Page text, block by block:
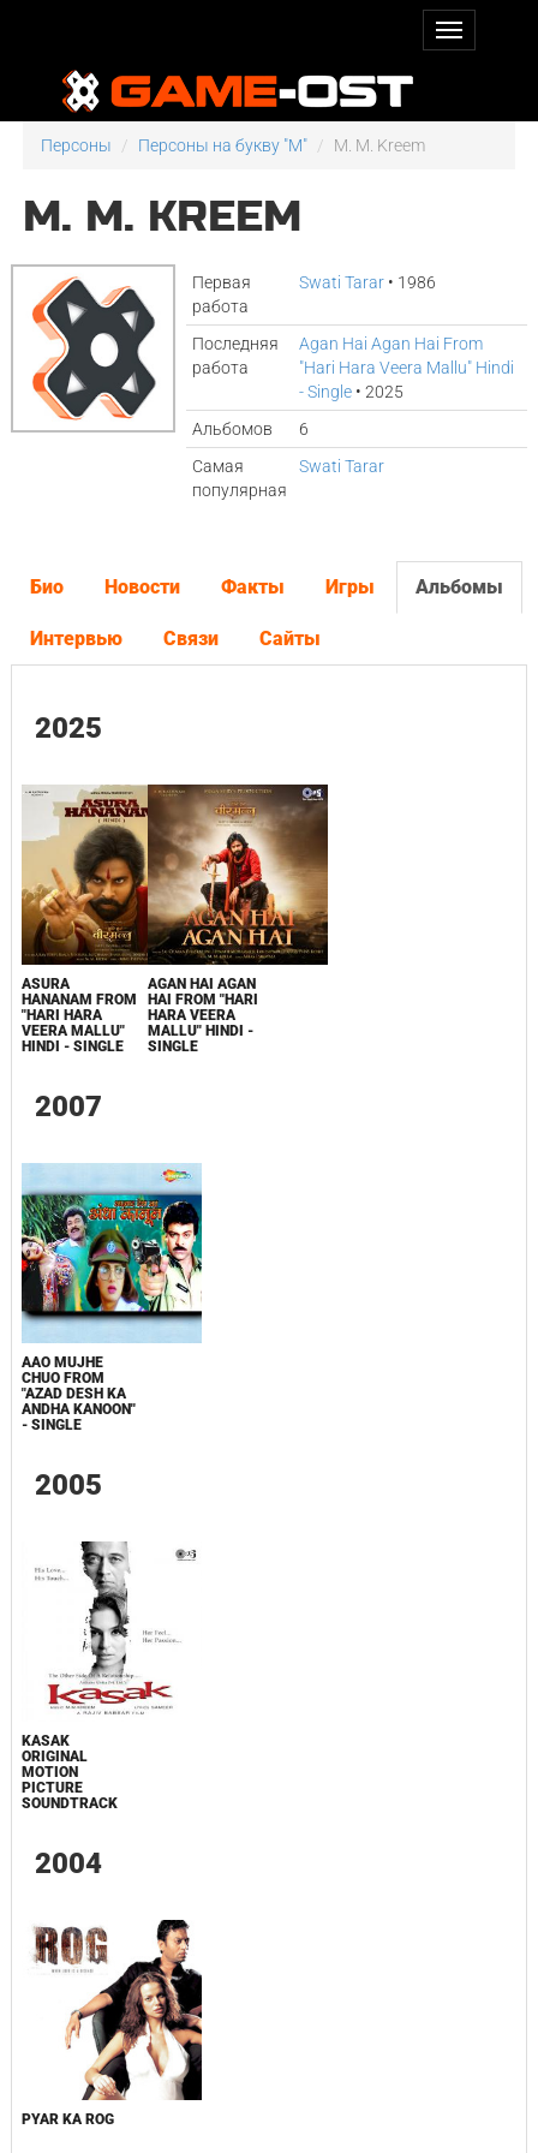
Персоны Персоны на букву "M" M. M. Kreem
M. M. KREEM
Первая
работа
Swati Tarar • 1986
Последняя
работа
Agan Hai Agan Hai From
"Hari Hara Veera Mallu" Hindi
- Single • 2025
Альбомов
6
Самая
популярная
Swati Tarar
Био Новости Факты Игры Альбомы
Интервью Связи Сайты
2025
ASURA
HANANAM FROM
"HARI HARA
VEERA MALLU"
HINDI - SINGLE
AGAN HAI AGAN
HAI FROM "HARI
HARA VEERA
MALLU" HINDI -
SINGLE
2007
AAO MUJHE
CHUO FROM
"AZAD DESH KA
ANDHA KANOON"
- SINGLE
2005
KASAK
ORIGINAL
MOTION
PICTURE
SOUNDTRACK
2004
PYAR KA ROG